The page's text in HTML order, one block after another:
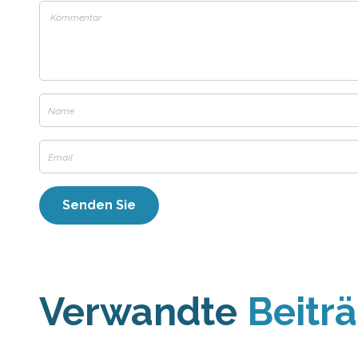
Verwandte